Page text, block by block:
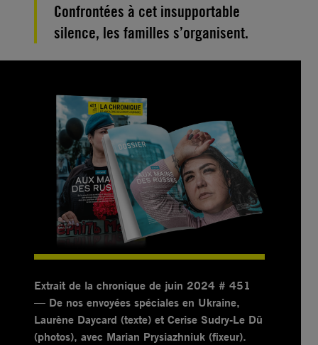
Confrontées à cet insupportable
silence, les familles s’organisent.
Extrait de la chronique de juin 2024 # 451
— De nos envoyées spéciales en Ukraine,
Laurène Daycard (texte) et Cerise Sudry-Le Dû
(photos), avec Marian Prysiazhniuk (fixeur).